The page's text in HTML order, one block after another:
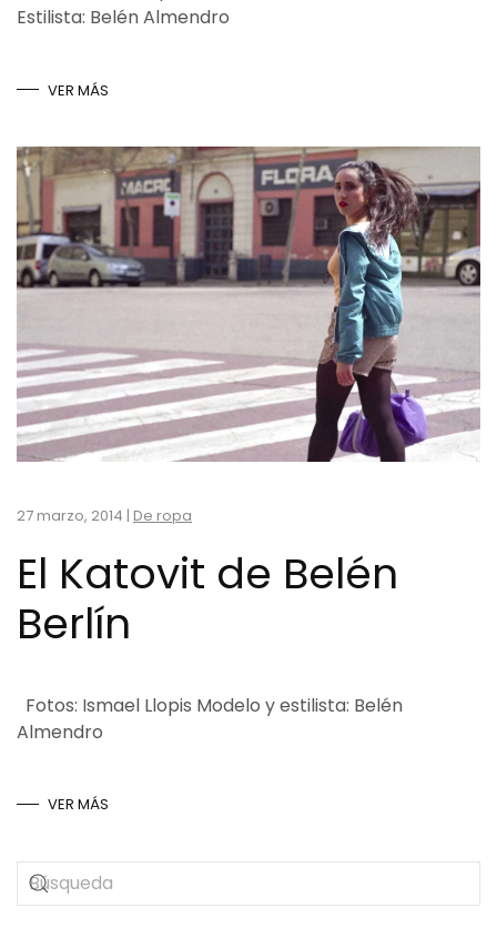
Estilista: Belén Almendro
VER MÁS
27 marzo, 2014 | De ropa
El Katovit de Belén
Berlín
Fotos: Ismael Llopis Modelo y estilista: Belén
Almendro
VER MÁS